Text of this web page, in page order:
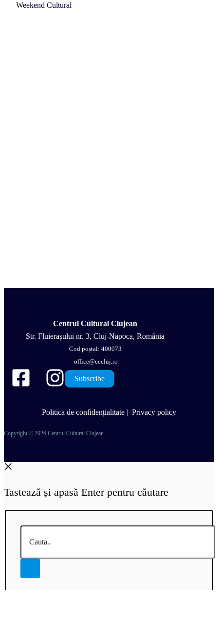
Weekend Cultural
Centrul Cultural Clujean
Str. Fluierașului nr. 3, Cluj-Napoca, România
Cod poștal: 400073
office@cccluj.ro
Subscribe
Politica de confidențialitate | Privacy policy
Copyright © 2026 Centrul Cultural Clujean
Tastează și apasă Enter pentru căutare